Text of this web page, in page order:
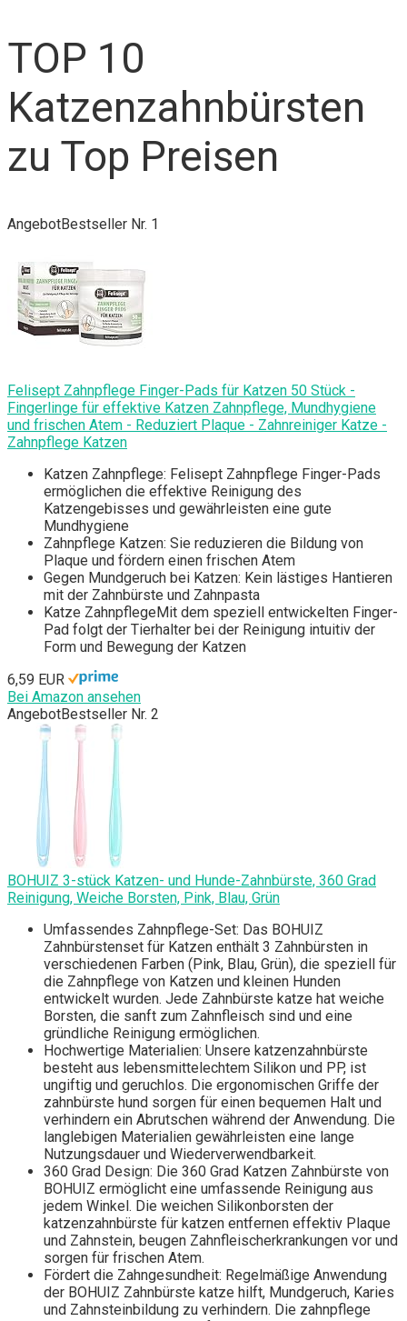
TOP 10
Katzenzahnbürsten
zu Top Preisen
AngebotBestseller Nr. 1
Felisept Zahnpflege Finger-Pads für Katzen 50 Stück -
Fingerlinge für effektive Katzen Zahnpflege, Mundhygiene
und frischen Atem - Reduziert Plaque - Zahnreiniger Katze -
Zahnpflege Katzen
Katzen Zahnpflege: Felisept Zahnpflege Finger-Pads
ermöglichen die effektive Reinigung des
Katzengebisses und gewährleisten eine gute
Mundhygiene
Zahnpflege Katzen: Sie reduzieren die Bildung von
Plaque und fördern einen frischen Atem
Gegen Mundgeruch bei Katzen: Kein lästiges Hantieren
mit der Zahnbürste und Zahnpasta
Katze ZahnpflegeMit dem speziell entwickelten Finger-
Pad folgt der Tierhalter bei der Reinigung intuitiv der
Form und Bewegung der Katzen
6,59 EUR
Bei Amazon ansehen
AngebotBestseller Nr. 2
BOHUIZ 3-stück Katzen- und Hunde-Zahnbürste, 360 Grad
Reinigung, Weiche Borsten, Pink, Blau, Grün
Umfassendes Zahnpflege-Set: Das BOHUIZ
Zahnbürstenset für Katzen enthält 3 Zahnbürsten in
verschiedenen Farben (Pink, Blau, Grün), die speziell für
die Zahnpflege von Katzen und kleinen Hunden
entwickelt wurden. Jede Zahnbürste katze hat weiche
Borsten, die sanft zum Zahnfleisch sind und eine
gründliche Reinigung ermöglichen.
Hochwertige Materialien: Unsere katzenzahnbürste
besteht aus lebensmittelechtem Silikon und PP, ist
ungiftig und geruchlos. Die ergonomischen Griffe der
zahnbürste hund sorgen für einen bequemen Halt und
verhindern ein Abrutschen während der Anwendung. Die
langlebigen Materialien gewährleisten eine lange
Nutzungsdauer und Wiederverwendbarkeit.
360 Grad Design: Die 360 Grad Katzen Zahnbürste von
BOHUIZ ermöglicht eine umfassende Reinigung aus
jedem Winkel. Die weichen Silikonborsten der
katzenzahnbürste für katzen entfernen effektiv Plaque
und Zahnstein, beugen Zahnfleischerkrankungen vor und
sorgen für frischen Atem.
Fördert die Zahngesundheit: Regelmäßige Anwendung
der BOHUIZ Zahnbürste katze hilft, Mundgeruch, Karies
und Zahnsteinbildung zu verhindern. Die zahnpflege